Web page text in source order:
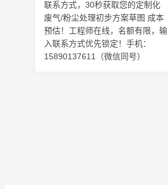
联系方式，30秒获取您的定制化
废气/粉尘处理初步方案草图 成本
预估！工程师在线，名额有限，输
入联系方式优先锁定！手机：
15890137611（微信同号）